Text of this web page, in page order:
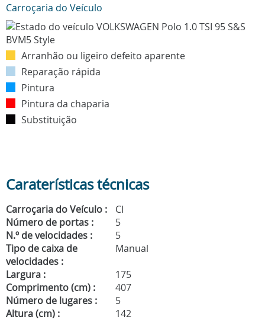
Carroçaria do Veículo
Arranhão ou ligeiro defeito aparente
Reparação rápida
Pintura
Pintura da chaparia
Substituição
Caraterísticas técnicas
Carroçaria do Veículo :
CI
Número de portas :
5
N.º de velocidades :
5
Tipo de caixa de
velocidades :
Manual
Largura :
175
Comprimento (cm) :
407
Número de lugares :
5
Altura (cm) :
142